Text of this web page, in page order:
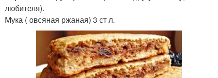
любителя).
Мука ( овсяная ржаная) 3 ст л.